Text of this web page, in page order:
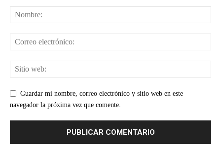
Guardar mi nombre, correo electrónico y sitio web en este
navegador la próxima vez que comente.